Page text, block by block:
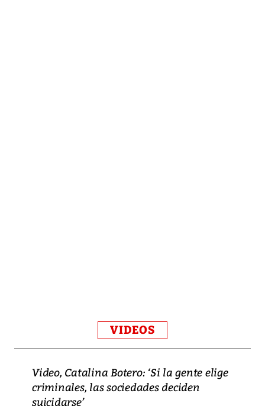
VIDEOS
Video, Catalina Botero: ‘Si la gente elige
criminales, las sociedades deciden
suicidarse’